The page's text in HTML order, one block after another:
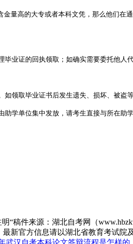
量高的大专或者本科文凭，那么他们在
业证的回执领取；如确实需要委托他人
领取毕业证书后发生遗失、损坏、被盗
学单位集中发放，请考生直接与所在助学
稿件来源：湖北自考网（
新官方信息请以湖北省教育考试院